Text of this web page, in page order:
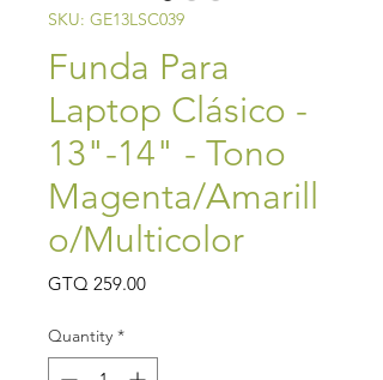
SKU: GE13LSC039
Funda Para
Laptop Clásico -
13"-14" - Tono
Magenta/Amarill
o/Multicolor
GTQ 259.00Price
Quantity *